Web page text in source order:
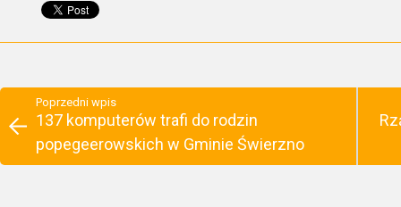
Poprzedni wpis
137 komputerów trafi do rodzin
popegeerowskich w Gminie Świerzno